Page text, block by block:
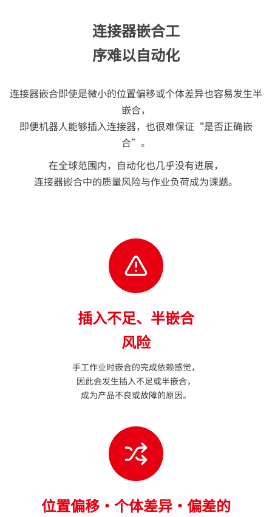
连接器嵌合工
序难以自动化
连接器嵌合即使是微小的位置偏移或个体差异也容易发生半
嵌合，
即便机器人能够插入连接器，也很难保证“是否正确嵌
合”。
在全球范围内，自动化也几乎没有进展，
连接器嵌合中的质量风险与作业负荷成为课题。
插入不足、半嵌合
风险
手工作业时嵌合的完成依赖感觉，
因此会发生插入不足或半嵌合，
成为产品不良或故障的原因。
位置偏移・个体差异・偏差的